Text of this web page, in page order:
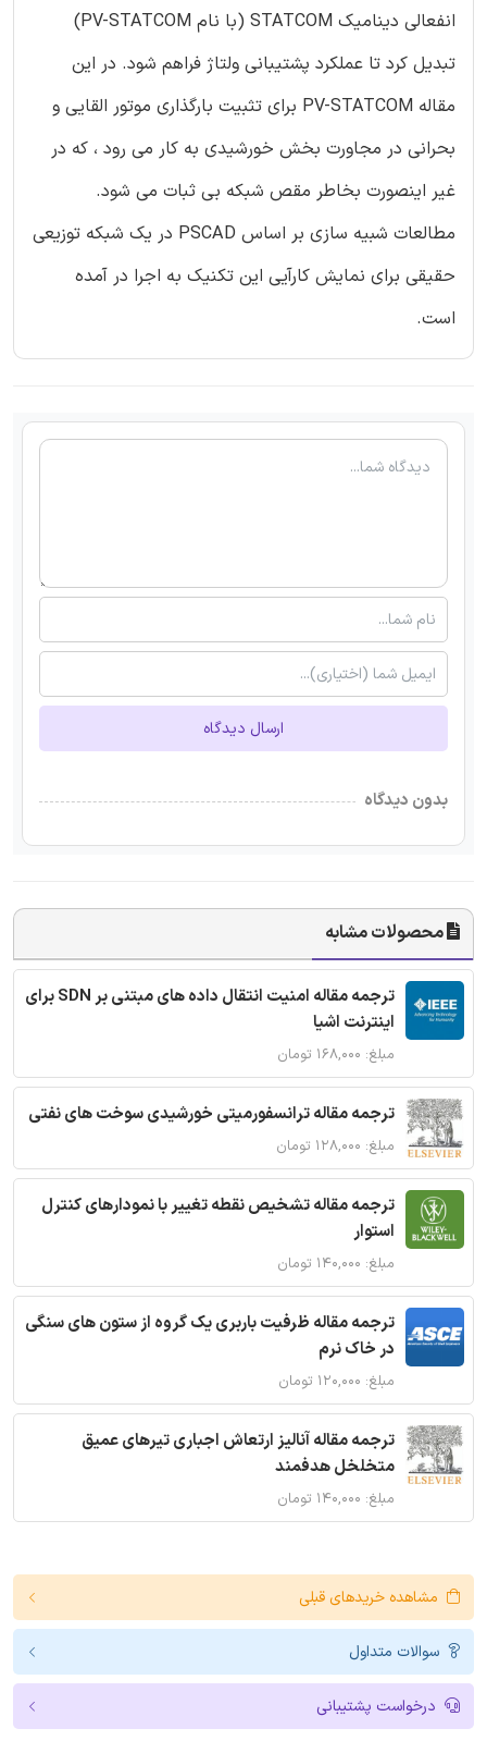
انفعالی دینامیک STATCOM (با نام PV-STATCOM)
تبدیل کرد تا عملکرد پشتیبانی ولتاژ فراهم شود. در این
مقاله PV-STATCOM برای تثبیت بارگذاری موتور القایی و
بحرانی در مجاورت بخش خورشیدی به کار می رود ، که در
غیر اینصورت بخاطر مقص شبکه بی ثبات می شود.
مطالعات شبیه سازی بر اساس PSCAD در یک شبکه توزیعی
حقیقی برای نمایش کارآیی این تکنیک به اجرا در آمده
است.
ارسال دیدگاه
بدون دیدگاه
محصولات مشابه
ترجمه مقاله امنیت انتقال داده های مبتنی بر SDN برای
اینترنت اشیا
مبلغ: ۱۶۸,۰۰۰ تومان
ترجمه مقاله ترانسفورمیتی خورشیدی سوخت های نفتی
مبلغ: ۱۲۸,۰۰۰ تومان
ترجمه مقاله تشخیص نقطه تغییر با نمودارهای کنترل
استوار
مبلغ: ۱۴۰,۰۰۰ تومان
ترجمه مقاله ظرفیت باربری یک گروه از ستون های سنگی
در خاک نرم
مبلغ: ۱۲۰,۰۰۰ تومان
ترجمه مقاله آنالیز ارتعاش اجباری تیرهای عمیق
متخلخل هدفمند
مبلغ: ۱۴۰,۰۰۰ تومان
مشاهده خریدهای قبلی
سوالات متداول
درخواست پشتیبانی